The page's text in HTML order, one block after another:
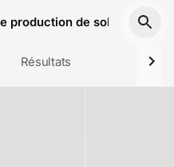
production de solvants
Résultats